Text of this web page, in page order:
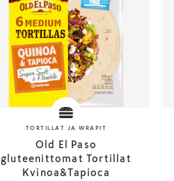
TORTILLAT JA WRAPIT
Old El Paso
gluteenittomat Tortillat
Kvinoa&Tapioca